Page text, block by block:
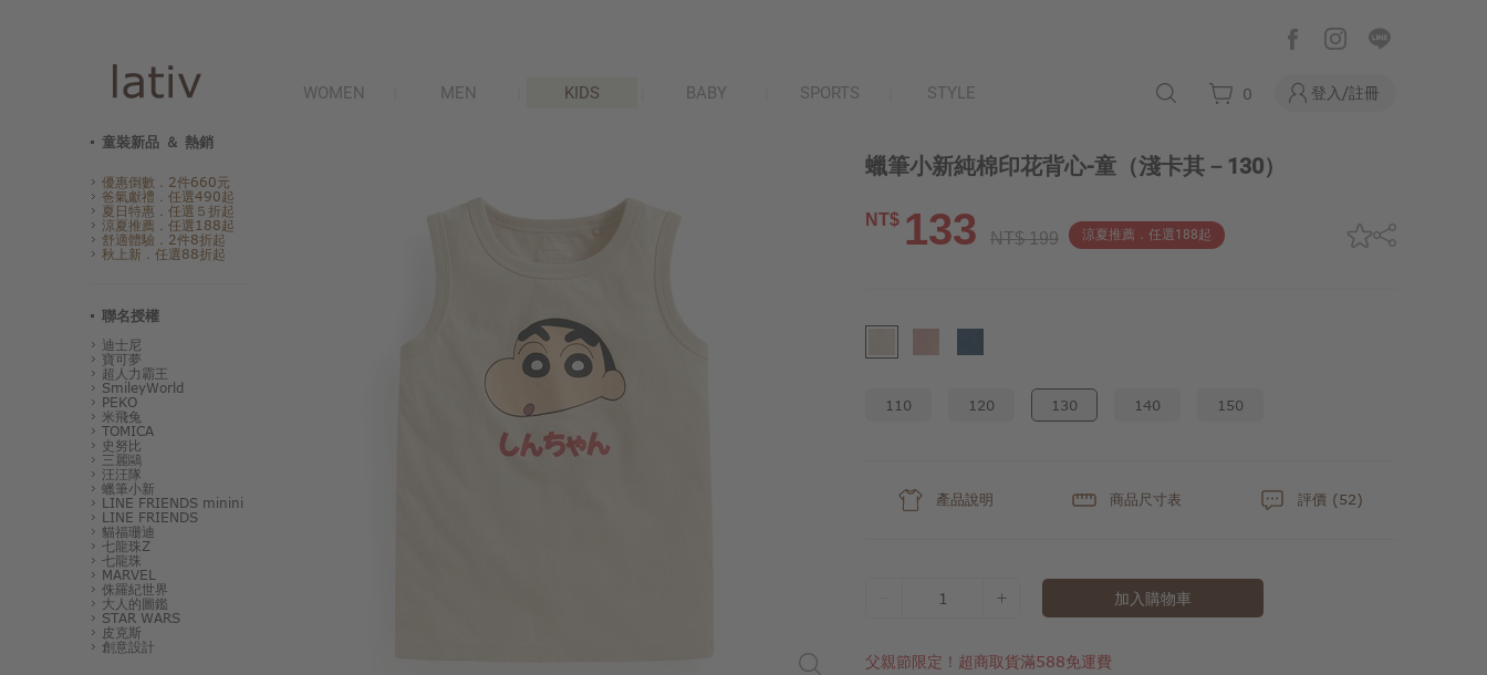
WOMEN MEN KIDS BABY SPORTS STYLE 0 登入/註冊
童裝新品 ＆ 熱銷
優惠倒數．2件660元
爸氣獻禮．任選490起
夏日特惠．任選５折起
涼夏推薦．任選188起
舒適體驗．2件8折起
秋上新．任選88折起
聯名授權
迪士尼
寶可夢
超人力霸王
SmileyWorld
PEKO
米飛兔
TOMICA
史努比
三麗鷗
汪汪隊
蠟筆小新
LINE FRIENDS minini
LINE FRIENDS
貓福珊迪
七龍珠Z
七龍珠
MARVEL
侏羅紀世界
大人的圖鑑
STAR WARS
皮克斯
創意設計
蠟筆小新純棉印花背心-童 （淺卡其－130）
NT$ 133 NT$ 199 涼夏推薦．任選188起
110 120 130 140 150
產品說明 商品尺寸表 評價 (52)
1 加入購物車
父親節限定！超商取貨滿588免運費